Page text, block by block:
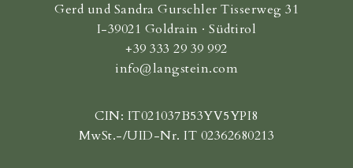
Gerd und Sandra Gurschler Tisserweg 31
I-39021 Goldrain · Südtirol
+39 333 29 39 992
info@langstein.com
CIN: IT021037B53YV5YPI8
MwSt.-/UID-Nr. IT 02362680213